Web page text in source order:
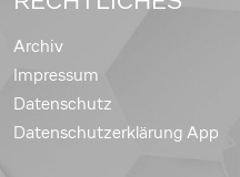
Archiv
Impressum
Datenschutz
Datenschutzerklärung App